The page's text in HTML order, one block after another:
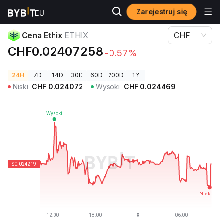
Zarejestruj się
Ceny kryptowalut Cena Ethix ETHIX
Cena Ethix ETHIX
CHF0.02407258-0.57%
CHF
24H 7D 14D 30D 60D 200D 1Y
Niski CHF 0.024072 Wysoki CHF 0.024469